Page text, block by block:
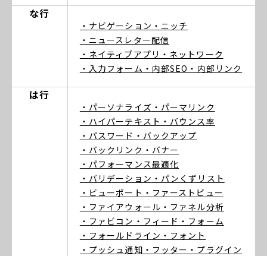
な行
・ナビゲーション ・ニッチ
・ニュースレター配信
・ネイティブアプリ ・ネットワーク
・入力フォーム ・内部SEO ・内部リンク
は行
・パーソナライズ ・パーマリンク
・ハイパーテキスト ・バウンス率
・パスワード ・バックアップ
・バックリンク ・バナー
・パフォーマンス最適化
・バリデーション ・パンくずリスト
・ビューポート ・ファーストビュー
・ファイアウォール ・ファネル分析
・ファビコン ・フィード ・フォーム
・フォールドライン ・フォント
・プッシュ通知 ・フッター ・プラグイン